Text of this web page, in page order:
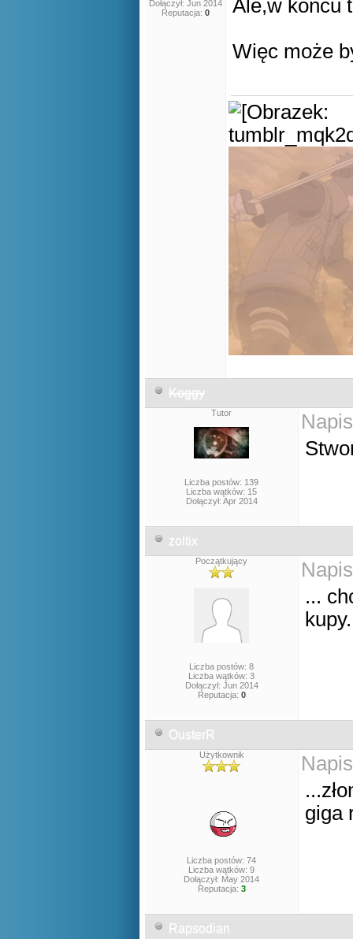
Dołączył: Jun 2014
Reputacja: 0 Ale,w końcu
Więc może
Koggy
Tutor
Liczba postów: 139
Liczba wątków: 15
Dołączył: Apr 2014
zoltix
Początkujący
Liczba postów: 8
Liczba wątków: 3
Dołączył: Jun 2014
Reputacja: 0
...
OusterR
Użytkownik
Liczba postów: 74
Liczba wątków: 9
Dołączył: May 2014
Reputacja: 3
giga
Rapsodian